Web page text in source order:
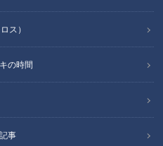
ス）
の時間
事
徒たちとふれあ
2023年3月22日放送